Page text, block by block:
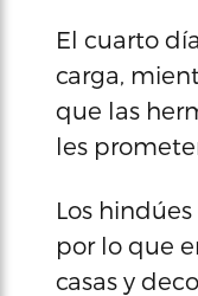
El cuarto
carga,
que las
les
Los
por lo que
casas y